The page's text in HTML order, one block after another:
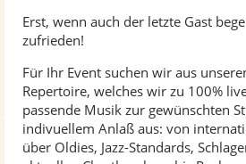
Erst, wenn auch der letzte Gast
zufrieden!
Für Ihr Event suchen wir aus
Repertoire, welches wir zu 100%
passende Musik zur gewünschten
indivuellem Anlaß aus: von
über Oldies, Jazz-Standards,